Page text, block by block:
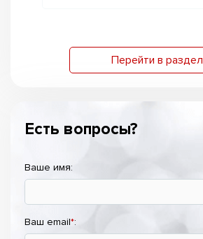
Перейти в раздел
Есть вопросы?
Ваше имя:
Ваш email*: